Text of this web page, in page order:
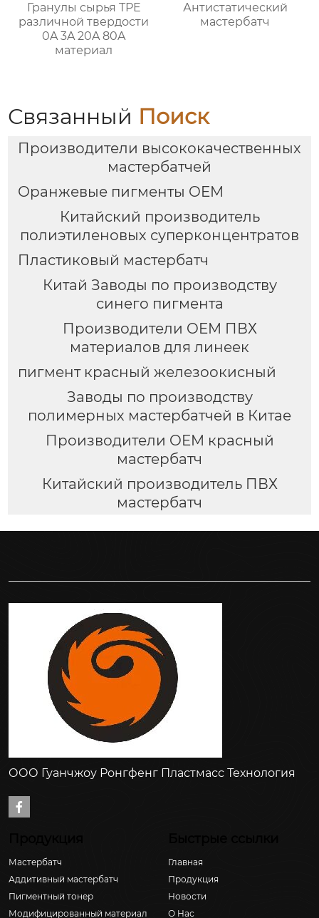
Гранулы сырья TPE
различной твердости
0A 3A 20A 80A
материал
Антистатический
мастербатч
Связанный Поиск
Производители высококачественных
мастербатчей
Оранжевые пигменты OEM
Китайский производитель
полиэтиленовых суперконцентратов
Пластиковый мастербатч
Китай Заводы по производству
синего пигмента
Производители OEM ПВХ
материалов для линеек
пигмент красный железоокисный
Заводы по производству
полимерных мастербатчей в Китае
Производители OEM красный
мастербатч
Китайский производитель ПВХ
мастербатч
ООО Гуанчжоу Ронгфенг Пластмасс Технология

Мастербатч
Аддитивный мастербатч
Пигментный тонер
Модифицированный материал
Главная
Продукция
Новости
О Hас